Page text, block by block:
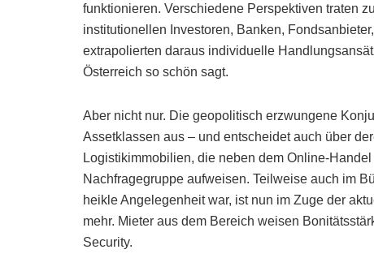
funktionieren. Verschiedene Perspektiven traten
institutionellen Investoren, Banken,
extrapolierten daraus individuelle
Österreich so schön sagt.
Aber nicht nur. Die geopolitisch erzwungene
Assetklassen aus – und entscheidet auch über
Logistikimmobilien, die neben dem Online-
Nachfragegruppe aufweisen. Teilweise auch im
heikle Angelegenheit war, ist nun im Zuge der
mehr. Mieter aus dem Bereich weisen
Security.